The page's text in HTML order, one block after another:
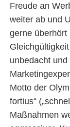
Freude an
weiter ab und
gerne überhört
unbedacht
Motto der
fortius“
Maßnahmen